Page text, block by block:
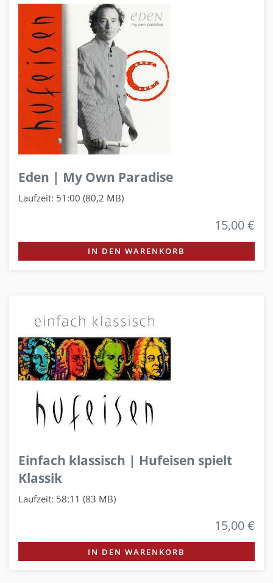
Eden | My Own Paradise
Laufzeit: 51:00 (80,2 MB)
15,00 €
IN DEN WARENKORB
Einfach klassisch | Hufeisen spielt
Klassik
Laufzeit: 58:11 (83 MB)
15,00 €
IN DEN WARENKORB